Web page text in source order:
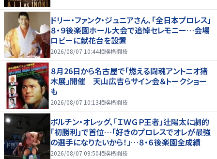
ドリー・ファンク・ジュニアさん、「全日本プロレス」
８・９後楽園ホール大会で追悼セレモニー…会場
ロビーに献花台を設置
2026/08/07 10:44相撲格闘技
８月26日から名古屋で「燃える闘魂アントニオ猪
木展」開催 天山広吉らサイン会＆トークショー
も
2026/08/07 10:13相撲格闘技
ボルチン・オレッグ、「ＩＷＧＰ王者」辻陽太に劇的
「初勝利」で首位…「好きのプロレスでオレが最強
の選手になりたいから！」…８・６後楽園全成績
2026/08/07 09:50相撲格闘技